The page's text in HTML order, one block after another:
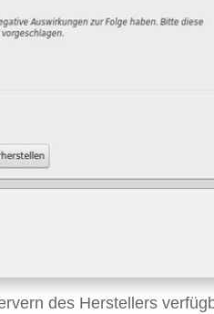
des Herstellers